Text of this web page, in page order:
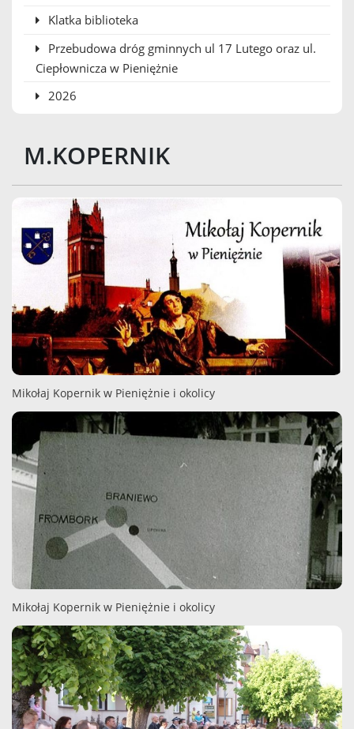
Klatka biblioteka
Przebudowa dróg gminnych ul 17 Lutego oraz ul.
Ciepłownicza w Pieniężnie
2026
M.KOPERNIK
Mikołaj Kopernik w Pieniężnie i okolicy
Mikołaj Kopernik w Pieniężnie i okolicy